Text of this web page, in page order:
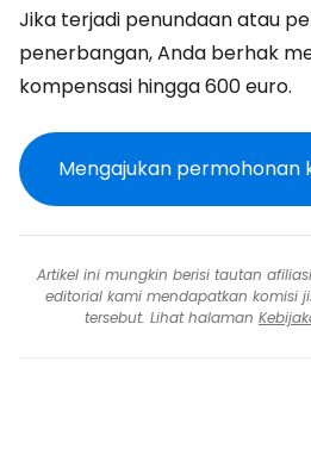
Jika terjadi penundaan atau
penerbangan, Anda berhak
kompensasi hingga 600 euro.
Mengajukan permohonan
Artikel ini mungkin berisi tautan
editorial kami mendapatkan komisi
tersebut. Lihat halaman